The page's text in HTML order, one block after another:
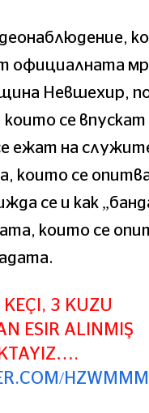
официалната
Невшехир,
се впускат
ежат на
които се
се и как
които се
3 KUZU
ESIR ALINMIŞ